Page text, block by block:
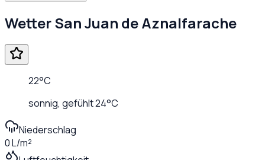
WetterSan Juan de Aznalfarache
22°C
sonnig, gefühlt24°C
Niederschlag
0 L/m²